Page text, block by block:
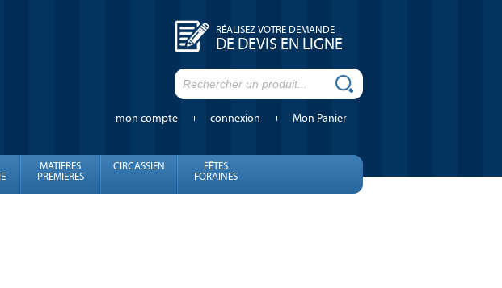
mon compte connexion Mon Panier
MATIERES
PREMIERES
CIRCASSIEN
FÊTES
FORAINES
RÉALISEZ VOTRE DEMANDE
DE DEVIS EN LIGNE